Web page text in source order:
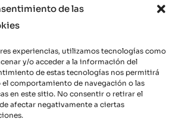
de las
experiencias, utilizamos tecnologías como
y/o acceder a la información del
de estas tecnologías nos permitirá
el comportamiento de navegación o las
en este sitio. No consentir o retirar el
afectar negativamente a ciertas
energía térmica-Pneumator
energía térmica-Emisiones
Biomasa
¿CONECTAMOS?